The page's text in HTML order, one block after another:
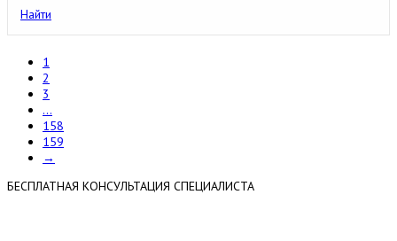
Найти
1
2
3
...
158
159
→
БЕСПЛАТНАЯ КОНСУЛЬТАЦИЯ СПЕЦИАЛИСТА